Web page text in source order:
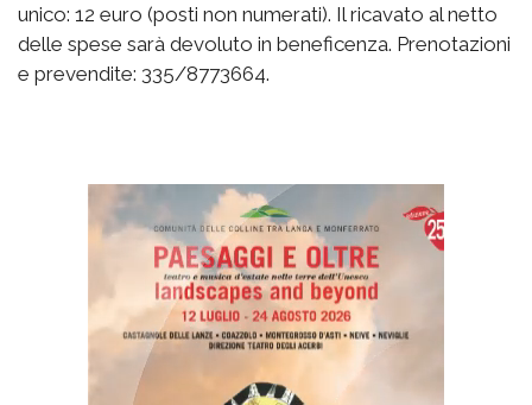
unico: 12 euro (posti non numerati). Il ricavato al netto
delle spese sarà devoluto in beneficenza. Prenotazioni
e prevendite: 335/8773664.